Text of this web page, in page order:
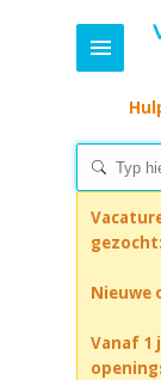
gezocht:
Nieuwe
Vanaf 1